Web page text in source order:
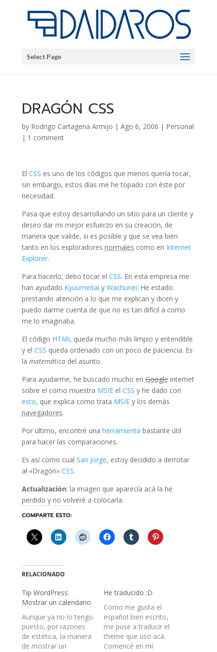
Select Page
DRAGÓN CSS
by Rodrigo Cartagena Armijo | Ago 6, 2006 | Personal
| 1 comment
El CSS es uno de los códigos que menos quería tocar,
sin embargo, estos días me he topado con éste por
necesidad.
Pasa que estoy desarrollando un sitio para un cliente y
deseo dar mi mejor esfuerzo en su creación, de
manera que valide, si es posible y que se vea bien
tanto en los exploradores normales como en Internet
Explorer.
Para hacerlo, debo tocar el CSS. En esta empresa me
han ayudado Kyuumeitai y Wachunei. He estado
prestando atención a lo que me explican y dicen y
puedo darme cuenta de que no es tan difícil a como
me lo imaginaba.
El código HTMLqueda mucho más limpio y entendible
y el CSS queda ordenado con un poco de paciencia. Es
la matemáticadel asunto.
Para ayudarme, he buscado mucho enGoogleinternet
sobre el como muestra MSIEel CSS y he dado con
esto, que explica como trata MSIEy los demás
navegadores.
Por último, encontré una herramienta bastante útil
para hacer las comparaciones.
Es así como cual San Jorge, estoy decidido a derrotar
al «Dragón» CSS.
Actualización: la imagen que aparecía acá la he
perdido y no volveré a colocarla.
COMPARTE ESTO:
RELACIONADO
Tip WordPress:
Mostrar un calendario
Aunque ya no lo tengo
puesto, por razones
de estética, la manera
de mostrar un
He traducido :D
Como me gusta el
español bien escrito,
me puse a traducir el
theme que uso acá.
Comencé en mi